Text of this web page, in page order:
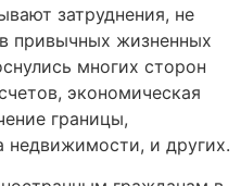
затруднения, не
привычных жизненных
многих сторон
экономическая
границы,
недвижимости, и других.